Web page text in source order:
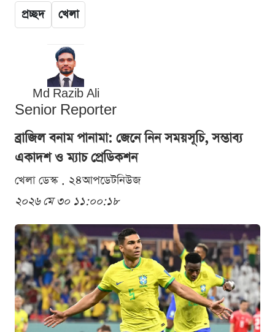
প্রচ্ছদ খেলা
Md Razib Ali
Senior Reporter
ব্রাজিল বনাম পানামা: জেনে নিন সময়সূচি, সম্ভাব্য
একাদশ ও ম্যাচ প্রেডিকশন
খেলা ডেস্ক . ২৪আপডেটনিউজ
২০২৬ মে ৩০ ১১:০০:১৮